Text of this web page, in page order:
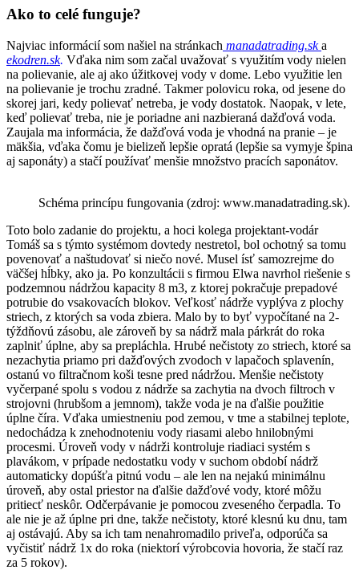
Ako to celé funguje?
Najviac informácií som našiel na stránkach manadatrading.sk a
ekodren.sk. Vďaka nim som začal uvažovať s využitím vody nielen
na polievanie, ale aj ako úžitkovej vody v dome. Lebo využitie len
na polievanie je trochu zradné. Takmer polovicu roka, od jesene do
skorej jari, kedy polievať netreba, je vody dostatok. Naopak, v lete,
keď polievať treba, nie je poriadne ani nazbieraná dažďová voda.
Zaujala ma informácia, že dažďová voda je vhodná na pranie – je
mäkšia, vďaka čomu je bielizeň lepšie opratá (lepšie sa vymyje špina
aj saponáty) a stačí používať menšie množstvo pracích saponátov.
Schéma princípu fungovania (zdroj: www.manadatrading.sk).
Toto bolo zadanie do projektu, a hoci kolega projektant-vodár
Tomáš sa s týmto systémom dovtedy nestretol, bol ochotný sa tomu
povenovať a naštudovať si niečo nové. Musel ísť samozrejme do
väčšej hĺbky, ako ja. Po konzultácii s firmou Elwa navrhol riešenie s
podzemnou nádržou kapacity 8 m3, z ktorej pokračuje prepadové
potrubie do vsakovacích blokov. Veľkosť nádrže vyplýva z plochy
striech, z ktorých sa voda zbiera. Malo by to byť vypočítané na 2-
týždňovú zásobu, ale zároveň by sa nádrž mala párkrát do roka
zaplniť úplne, aby sa prepláchla. Hrubé nečistoty zo striech, ktoré sa
nezachytia priamo pri dažďových zvodoch v lapačoch splavenín,
ostanú vo filtračnom koši tesne pred nádržou. Menšie nečistoty
vyčerpané spolu s vodou z nádrže sa zachytia na dvoch filtroch v
strojovni (hrubšom a jemnom), takže voda je na ďalšie použitie
úplne číra. Vďaka umiestneniu pod zemou, v tme a stabilnej teplote,
nedochádza k znehodnoteniu vody riasami alebo hnilobnými
procesmi. Úroveň vody v nádrži kontroluje riadiaci systém s
plavákom, v prípade nedostatku vody v suchom období nádrž
automaticky dopúšťa pitnú vodu – ale len na nejakú minimálnu
úroveň, aby ostal priestor na ďalšie dažďové vody, ktoré môžu
pritiecť neskôr. Odčerpávanie je pomocou zveseného čerpadla. To
ale nie je až úplne pri dne, takže nečistoty, ktoré klesnú ku dnu, tam
aj ostávajú. Aby sa ich tam nenahromadilo priveľa, odporúča sa
vyčistiť nádrž 1x do roka (niektorí výrobcovia hovoria, že stačí raz
za 5 rokov).